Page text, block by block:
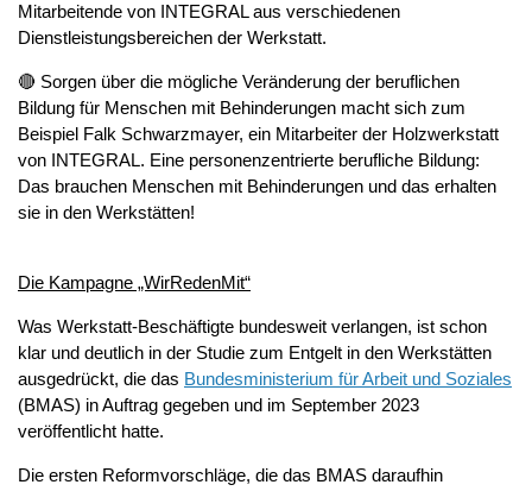
Mitarbeitende von INTEGRAL aus verschiedenen
Dienstleistungsbereichen der Werkstatt.
🔴 Sorgen über die mögliche Veränderung der beruflichen
Bildung für Menschen mit Behinderungen macht sich zum
Beispiel Falk Schwarzmayer, ein Mitarbeiter der Holzwerkstatt
von INTEGRAL. Eine personenzentrierte berufliche Bildung:
Das brauchen Menschen mit Behinderungen und das erhalten
sie in den Werkstätten!
Die Kampagne „WirRedenMit“
Was Werkstatt-Beschäftigte bundesweit verlangen, ist schon
klar und deutlich in der Studie zum Entgelt in den Werkstätten
ausgedrückt, die das Bundesministerium für Arbeit und Soziales
(BMAS) in Auftrag gegeben und im September 2023
veröffentlicht hatte.
Die ersten Reformvorschläge, die das BMAS daraufhin